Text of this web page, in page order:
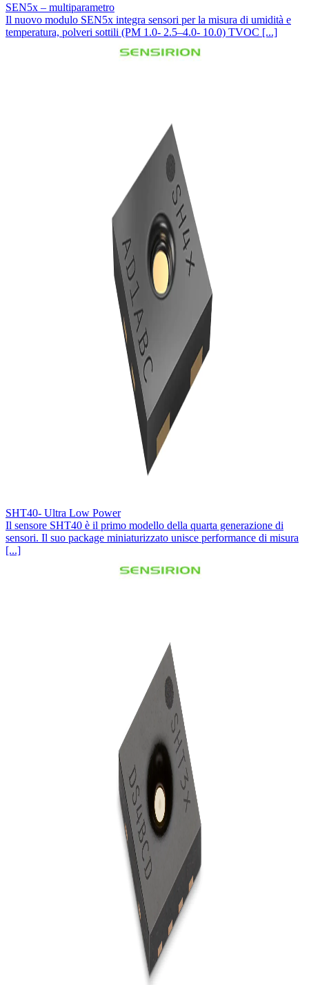
SEN5x – multiparametro
Il nuovo modulo SEN5x integra sensori per la misura di umidità e
temperatura, polveri sottili (PM 1.0- 2.5–4.0- 10.0) TVOC [...]
SHT40- Ultra Low Power
Il sensore SHT40 è il primo modello della quarta generazione di
sensori. Il suo package miniaturizzato unisce performance di misura
[...]